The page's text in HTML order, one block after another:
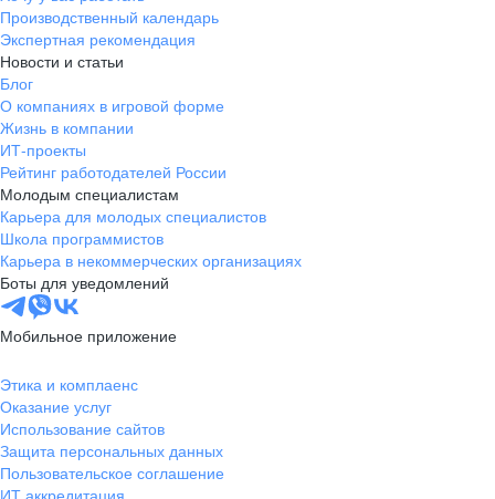
Производственный календарь
Экспертная рекомендация
Новости и статьи
Блог
О компаниях в игровой форме
Жизнь в компании
ИТ-проекты
Рейтинг работодателей России
Молодым специалистам
Карьера для молодых специалистов
Школа программистов
Карьера в некоммерческих организациях
Боты для уведомлений
Мобильное приложение
Этика и комплаенс
Оказание услуг
Использование сайтов
Защита персональных данных
Пользовательское соглашение